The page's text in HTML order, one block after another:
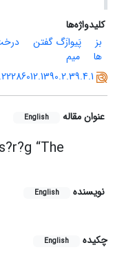
کلیدواژه‌ها
بز
پَیوازَگ گفتن
ها
میم
عنوان مقاله English
“The
نویسنده English
چکیده
English